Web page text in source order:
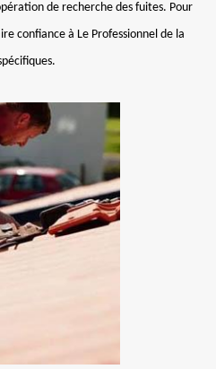
de recherche des fuites. Pour
confiance à Le Professionnel de la